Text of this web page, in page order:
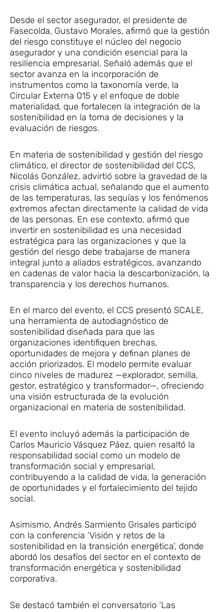
Desde el sector asegurador, el presidente de
Fasecolda, Gustavo Morales, afirmó que la gestión
del riesgo constituye el núcleo del negocio
asegurador y una condición esencial para la
resiliencia empresarial. Señaló además que el
sector avanza en la incorporación de
instrumentos como la taxonomía verde, la
Circular Externa 015 y el enfoque de doble
materialidad, que fortalecen la integración de la
sostenibilidad en la toma de decisiones y la
evaluación de riesgos.
En materia de sostenibilidad y gestión del riesgo
climático, el director de sostenibilidad del CCS,
Nicolás González, advirtió sobre la gravedad de la
crisis climática actual, señalando que el aumento
de las temperaturas, las sequías y los fenómenos
extremos afectan directamente la calidad de vida
de las personas. En ese contexto, afirmó que
invertir en sostenibilidad es una necesidad
estratégica para las organizaciones y que la
gestión del riesgo debe trabajarse de manera
integral junto a aliados estratégicos, avanzando
en cadenas de valor hacia la descarbonización, la
transparencia y los derechos humanos.
En el marco del evento, el CCS presentó SCALE,
una herramienta de autodiagnóstico de
sostenibilidad diseñada para que las
organizaciones identifiquen brechas,
oportunidades de mejora y definan planes de
acción priorizados. El modelo permite evaluar
cinco niveles de madurez —explorador, semilla,
gestor, estratégico y transformador—, ofreciendo
una visión estructurada de la evolución
organizacional en materia de sostenibilidad.
El evento incluyó además la participación de
Carlos Mauricio Vásquez Páez, quien resaltó la
responsabilidad social como un modelo de
transformación social y empresarial,
contribuyendo a la calidad de vida, la generación
de oportunidades y el fortalecimiento del tejido
social.
Asimismo, Andrés Sarmiento Grisales participó
con la conferencia ‘Visión y retos de la
sostenibilidad en la transición energética‘, donde
abordó los desafíos del sector en el contexto de
transformación energética y sostenibilidad
corporativa.
Se destacó también el conversatorio ‘Las